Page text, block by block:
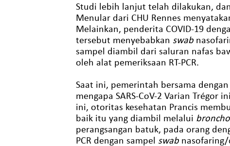
Studi lebih lanjut telah dilakukan,
Menular dari CHU Rennes
Melainkan, penderita COVID-19
tersebut menyebabkan swab
sampel diambil dari saluran nafas
oleh alat pemeriksaan RT-PCR.
Saat ini, pemerintah bersama
mengapa SARS-CoV-2 Varian
ini, otoritas kesehatan Prancis
baik itu yang diambil melalui
perangsangan batuk, pada orang
PCR dengan sampel swab